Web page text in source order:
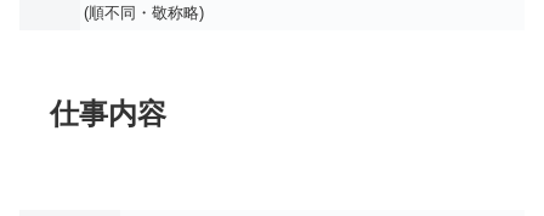
(順不同・敬称略)
仕事内容